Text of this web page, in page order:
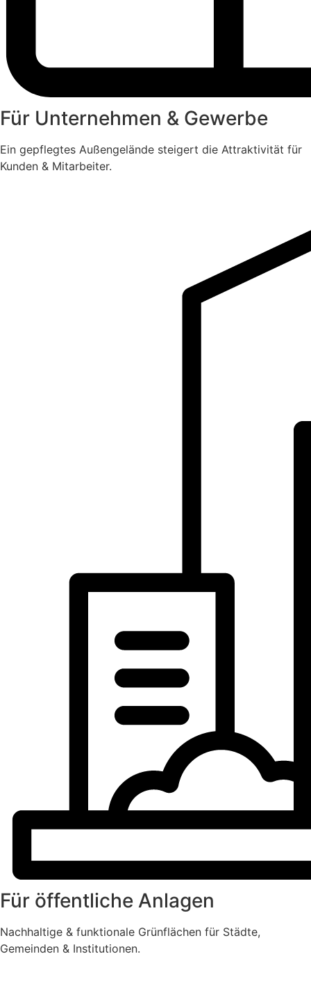
Für Unternehmen & Gewerbe
Ein gepflegtes Außengelände steigert die Attraktivität für
Kunden & Mitarbeiter.
Für öffentliche Anlagen
Nachhaltige & funktionale Grünflächen für Städte,
Gemeinden & Institutionen.